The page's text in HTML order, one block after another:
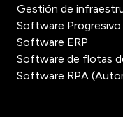
Gestión de
Software Progresivo
Software ERP
Software de flotas
Software RPA